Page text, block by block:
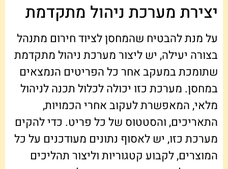
יצירת מערכת ניהול מתקדמת
על מנת להבטיח שהמחסן לציוד חירום מתנהל
בצורה יעילה, יש ליצור מערכת ניהול מתקדמת
שתומכת במעקב אחר כל הפריטים הנמצאים
במחסן. מערכת כזו יכולה לכלול תכנה לניהול
מלאי, המאפשרת לעקוב אחרי הכמויות,
התאריכים, והסטטוס של כל פריט. כדי להקים
מערכת כזו, יש לאסוף נתונים מעודכנים על כל
המוצרים, לקבוע קטגוריות וליצור תהליכים